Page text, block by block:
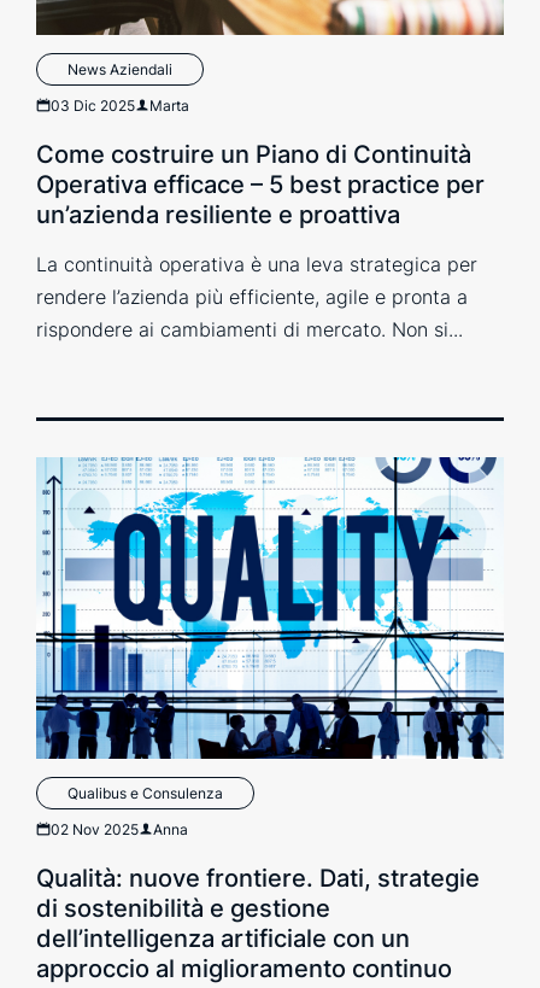
News Aziendali
03 Dic 2025 Marta
Come costruire un Piano di Continuità
Operativa efficace – 5 best practice per
un’azienda resiliente e proattiva
La continuità operativa è una leva strategica per
rendere l’azienda più efficiente, agile e pronta a
rispondere ai cambiamenti di mercato. Non si...
Qualibus e Consulenza
02 Nov 2025 Anna
Qualità: nuove frontiere. Dati, strategie
di sostenibilità e gestione
dell’intelligenza artificiale con un
approccio al miglioramento continuo